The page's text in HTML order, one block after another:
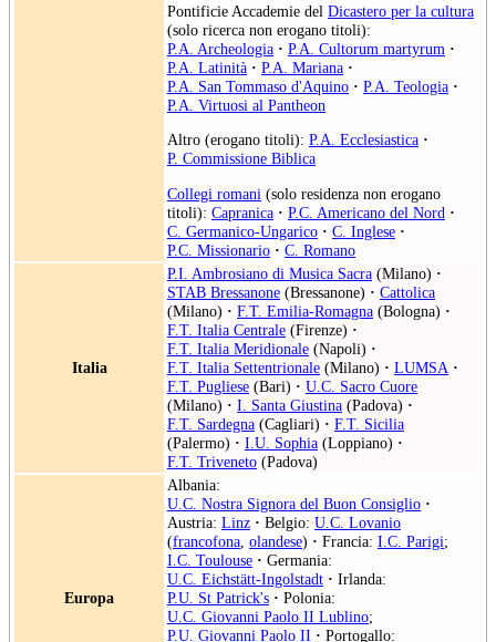
Pontificie Accademie del Dicastero per la cultura
(solo ricerca non erogano titoli):
P.A. Archeologia · P.A. Cultorum martyrum ·
P.A. Latinità · P.A. Mariana ·
P.A. San Tommaso d'Aquino · P.A. Teologia ·
P.A. Virtuosi al Pantheon
Altro (erogano titoli): P.A. Ecclesiastica ·
P. Commissione Biblica
Collegi romani (solo residenza non erogano
titoli): Capranica · P.C. Americano del Nord ·
C. Germanico-Ungarico · C. Inglese ·
P.C. Missionario · C. Romano
Italia
P.I. Ambrosiano di Musica Sacra (Milano) ·
STAB Bressanone (Bressanone) · Cattolica
(Milano) · F.T. Emilia-Romagna (Bologna) ·
F.T. Italia Centrale (Firenze) ·
F.T. Italia Meridionale (Napoli) ·
F.T. Italia Settentrionale (Milano) · LUMSA ·
F.T. Pugliese (Bari) · U.C. Sacro Cuore
(Milano) · I. Santa Giustina (Padova) ·
F.T. Sardegna (Cagliari) · F.T. Sicilia
(Palermo) · I.U. Sophia (Loppiano) ·
F.T. Triveneto (Padova)
Europa
Albania:
U.C. Nostra Signora del Buon Consiglio ·
Austria: Linz · Belgio: U.C. Lovanio
(francofona olandese) · Francia: I.C. Parigi;
I.C. Toulouse · Germania:
U.C. Eichstätt-Ingolstadt · Irlanda:
P.U. St Patrick's · Polonia:
U.C. Giovanni Paolo II Lublino;
P.U. Giovanni Paolo II · Portogallo: